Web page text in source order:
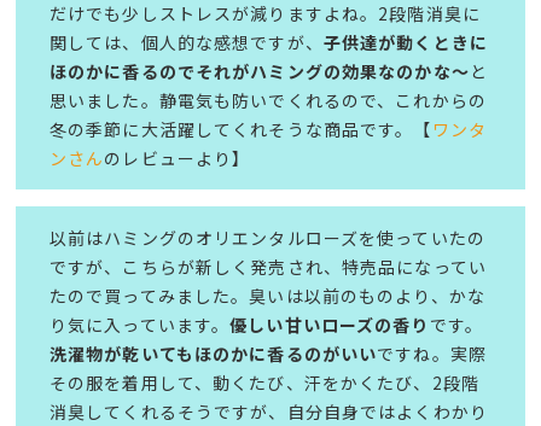
だけでも少しストレスが減りますよね。2段階消臭に
関しては、個人的な感想ですが、 子供達が動くときに
ほのかに香るのでそれがハミングの効果なのかな～ と
思いました。静電気も防いでくれるので、これからの
冬の季節に大活躍してくれそうな商品です。【 ワンタ
ンさんのレビューより】
以前はハミングのオリエンタルローズを使っていたの
ですが、こちらが新しく発売され、特売品になってい
たので買ってみました。臭いは以前のものより、かな
り気に入っています。優しい甘いローズの香り です。
洗濯物が乾いてもほのかに香るのがいいですね。実際
その服を着用して、動くたび、汗をかくたび、2段階
消臭してくれるそうですが、自分自身ではよくわかり